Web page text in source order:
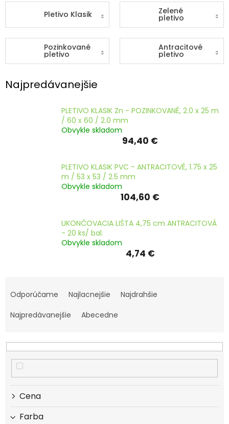
Prihlásenie
Pletivo Klasik Zelené
pletivo
Pozinkované
pletivo
Antracitové
pletivo
Najpredávanejšie
PLETIVO KLASIK Zn - POZINKOVANÉ, 2.0 x 25 m
/ 60 x 60 / 2.0 mm
Obvykle skladom
94,40 €
PLETIVO KLASIK PVC - ANTRACITOVÉ, 1.75 x 25
m / 53 x 53 / 2.5 mm
Obvykle skladom
104,60 €
UKONČOVACIA LIŠTA 4,75 cm ANTRACITOVÁ
- 20 ks/ bal.
Obvykle skladom
4,74 €
a
e
i
e
p
Odporúčame Najlacnejšie
Najdrahšie
Najpredávanejšie
Abecedne
Cena
Farba